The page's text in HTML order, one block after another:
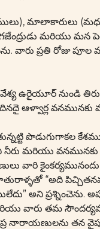
మాలాకారులు (మధుర
మరియు
వారు ప్రతి రోజు పూల
ఉరైయూర్ నుండి
ఆళ్వార్ల వనమునకు
పొడుగుగాకల
మరియు
వారి కైంకర్యమునందు
“అది
అని ప్రశ్నించెను.
వారు తమ
నారాయణులను తన వైపు